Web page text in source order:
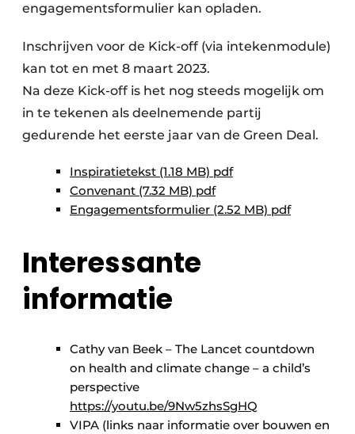
engagementsformulier kan opladen.
Inschrijven voor de Kick-off (via intekenmodule)
kan tot en met 8 maart 2023.
Na deze Kick-off is het nog steeds mogelijk om
in te tekenen als deelnemende partij
gedurende het eerste jaar van de Green Deal.
Inspiratietekst (1.18 MB) pdf
Convenant (7.32 MB) pdf
Engagementsformulier (2.52 MB) pdf
Interessante
informatie
Cathy van Beek – The Lancet countdown
on health and climate change – a child’s
perspective
https://youtu.be/9Nw5zhsSgHQ
VIPA (links naar informatie over bouwen en